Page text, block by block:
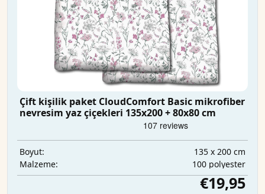
Çift kişilik paket CloudComfort Basic mikrofiber
nevresim yaz çiçekleri 135x200 + 80x80 cm
Boyut:
135 x 200 cm
Malzeme:
100 polyester
€19,95